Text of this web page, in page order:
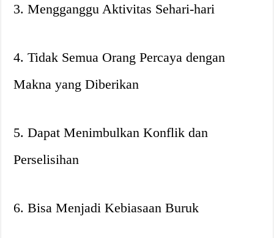
3. Mengganggu Aktivitas Sehari-hari
4. Tidak Semua Orang Percaya dengan
Makna yang Diberikan
5. Dapat Menimbulkan Konflik dan
Perselisihan
6. Bisa Menjadi Kebiasaan Buruk